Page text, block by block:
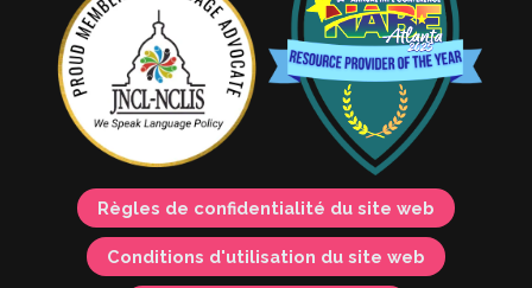
Règles de confidentialité du site web
Conditions d'utilisation du site web